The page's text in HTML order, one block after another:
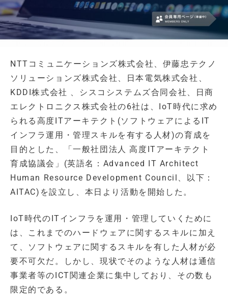
NTTコミュニケーションズ株式会社、伊藤忠テクノ
ソリューションズ株式会社、日本電気株式会社、
KDDI株式会社 、シスコシステムズ合同会社、日商
エレクトロニクス株式会社の6社は、IoT時代に求め
られる高度ITアーキテクト(ソフトウェアによるIT
インフラ運用・管理スキルを有する人材)の育成を
目的とした、「一般社団法人 高度ITアーキテクト
育成協議会」(英語名：Advanced IT Architect
Human Resource Development Council、以下：
AITAC)を設立し、本日より活動を開始した。
IoT時代のITインフラを運用・管理していくために
は、これまでのハードウェアに関するスキルに加え
て、ソフトウェアに関するスキルを有した人材が必
要不可欠だ。しかし、現状でそのような人材は通信
事業者等のICT関連企業に集中しており、その数も
限定的である。